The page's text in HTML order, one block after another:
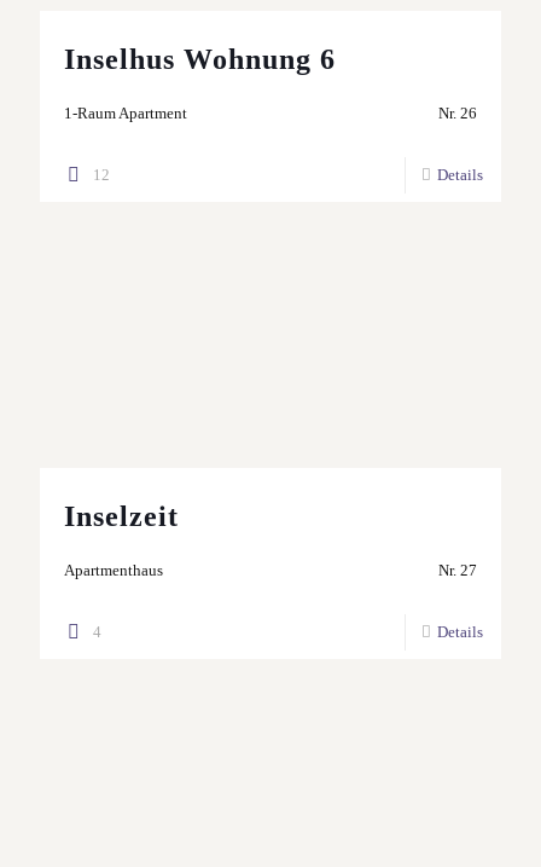
Inselhus Wohnung 6
1-Raum Apartment Nr. 26
12 Details
Inselzeit
Apartmenthaus Nr. 27
4 Details